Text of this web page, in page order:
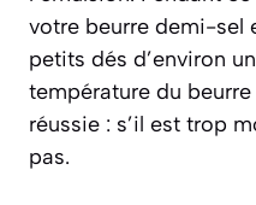
votre beurre demi-sel
petits dés d’environ
température du
réussie : s’il est trop
pas.